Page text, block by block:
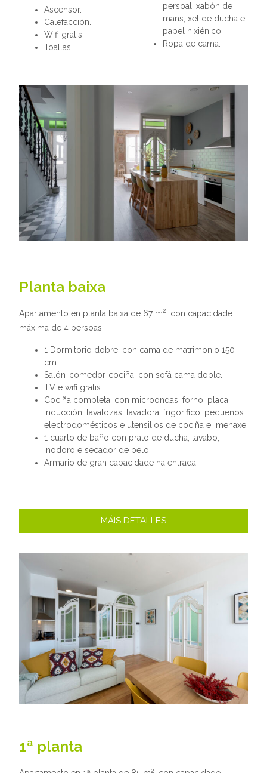
Ascensor.
Calefacción.
Wifi gratis.
Toallas.
persoal: xabón de
mans, xel de ducha e
papel hixiénico.
Ropa de cama.
Planta baixa
Apartamento en planta baixa de 67 m2
, con capacidade
máxima de 4 persoas.
1 Dormitorio dobre, con cama de matrimonio 150
cm.
Salón-comedor-cociña, con sofá cama doble.
TV e wifi gratis.
Cociña completa, con microondas, forno, placa
inducción, lavalozas, lavadora, frigorífico, pequenos
electrodomésticos e utensilios de cociña e menaxe.
1 cuarto de baño con prato de ducha, lavabo,
inodoro e secador de pelo.
Armario de gran capacidade na entrada.
MÁIS DETALLES
1ª planta
2